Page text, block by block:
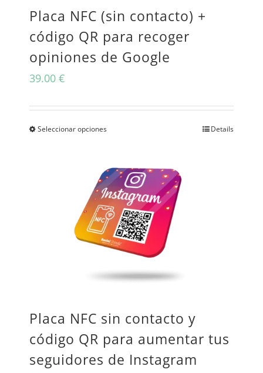
Placa NFC (sin contacto) +
código QR para recoger
opiniones de Google
39.00 €
Seleccionar opcionesEste
tiene
múltiples
variantes.
Las
opciones
se
elegir
en
la
Details
Placa NFC sin contacto y
código QR para aumentar tus
seguidores de Instagram